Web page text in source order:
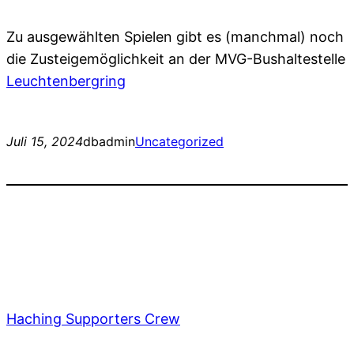
Zu ausgewählten Spielen gibt es (manchmal) noch
die Zusteigemöglichkeit an der MVG-Bushaltestelle
Leuchtenbergring
Juli 15, 2024dbadminUncategorized
Haching Supporters Crew